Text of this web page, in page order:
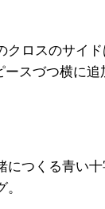
クロスのサイド
ースづつ横に追
につくる青い